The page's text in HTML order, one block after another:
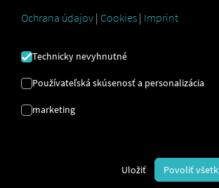
ORDER
efektívna, priama, viacjazyčná
k nedorozumeniam a neefektívnym
dopravnom sektore.
Ochrana údajov | Cookies | Imprint
Technicky nevyhnutné
Používateľská skúsenosť a personalizácia
marketing
Uložiť Povoliť